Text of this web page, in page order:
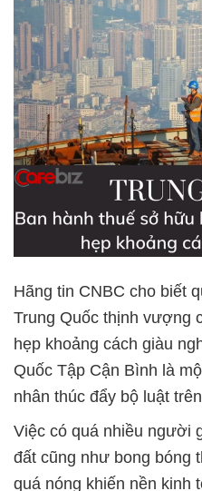
Hãng tin CNBC cho biết
Trung Quốc thịnh vượng
hẹp khoảng cách giàu
Quốc Tập Cận Bình là
nhân thúc đẩy bộ luật
Việc có quá nhiều người
đất cũng như bong bóng
quá nóng khiến nền kinh